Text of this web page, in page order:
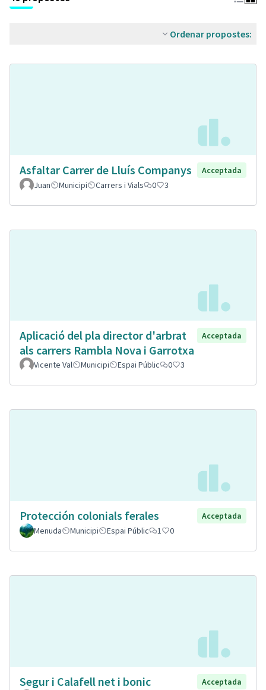
Ordenar propostes:
Asfaltar Carrer de Lluís Companys
Acceptada
Juan
Municipi Carrers i Vials 0 3
Aplicació del pla director d'arbrat
als carrers Rambla Nova i Garrotxa
Acceptada
Vicente Val Municipi Espai Públic 0 3
Protección colonials ferales
Acceptada
Menuda
Municipi Espai Públic 1 0
Segur i Calafell net i bonic
Acceptada